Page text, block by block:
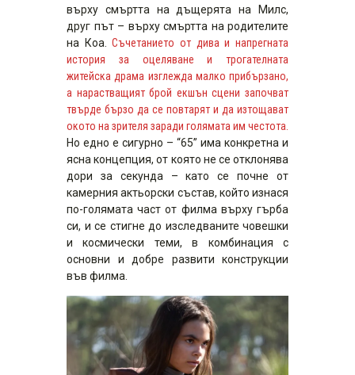
върху смъртта на дъщерята на Милс,
друг път – върху смъртта на родителите
на Коа.Съчетанието от дива и напрегната
история за оцеляване и трогателната
житейска драма изглежда малко прибързано,
а нарастващият брой екшън сцени започват
твърде бързо да се повтарят и да изтощават
окото на зрителя заради голямата им честота.
Но едно е сигурно – “65” има конкретна и
ясна концепция, от която не се отклонява
дори за секунда – като се почне от
камерния актьорски състав, който изнася
по-голямата част от филма върху гърба
си, и се стигне до изследваните човешки
и космически теми, в комбинация с
основни и добре развити конструкции
във филма.